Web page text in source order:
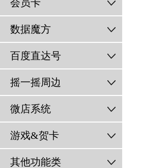
会员卡
数据魔方
百度直达号
摇一摇周边
微店系统
游戏&贺卡
其他功能类